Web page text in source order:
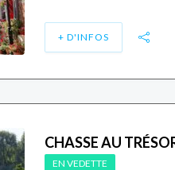
+ D'INFOS
CHASSE AU
EN VEDETTE